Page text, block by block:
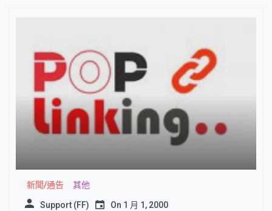
新聞/通告 其他
Support (FF) On 1 月 1, 2000